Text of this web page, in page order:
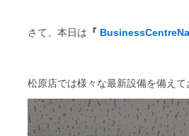
さて、本日は 『
松原店では様々な最新設備を備え